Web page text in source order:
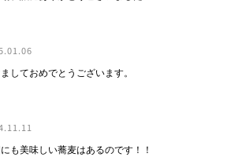
しておめでとうございます。
も美味しい蕎麦はあるのです！！